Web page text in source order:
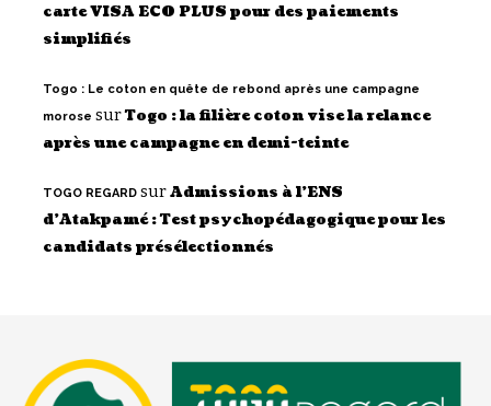
carte VISA ECO PLUS pour des paiements
simplifiés
Togo : Le coton en quête de rebond après une campagne
morose surTogo : la filière coton vise la relance
après une campagne en demi-teinte
TOGO REGARD surAdmissions à l’ENS
d’Atakpamé : Test psychopédagogique pour les
candidats présélectionnés